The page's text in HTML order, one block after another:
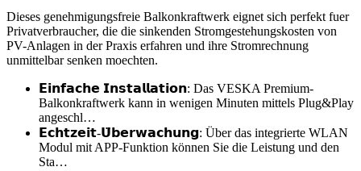
Dieses genehmigungsfreie Balkonkraftwerk eignet sich perfekt fuer
Privatverbraucher, die die sinkenden Stromgestehungskosten von
PV-Anlagen in der Praxis erfahren und ihre Stromrechnung
unmittelbar senken moechten.
𝗘𝗶𝗻𝗳𝗮𝗰𝗵𝗲 𝗜𝗻𝘀𝘁𝗮𝗹𝗹𝗮𝘁𝗶𝗼𝗻: Das VESKA Premium-
Balkonkraftwerk kann in wenigen Minuten mittels Plug&Play
angeschl…
𝗘𝗰𝗵𝘁𝘇𝗲𝗶𝘁-𝗨̈𝗯𝗲𝗿𝘄𝗮𝗰𝗵𝘂𝗻𝗴: Über das integrierte WLAN
Modul mit APP-Funktion können Sie die Leistung und den
Sta…